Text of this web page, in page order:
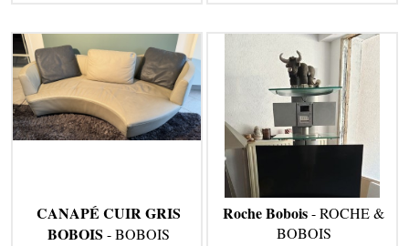
CANAPÉ CUIR GRIS
BOBOIS - BOBOIS
Roche Bobois- ROCHE &
BOBOIS